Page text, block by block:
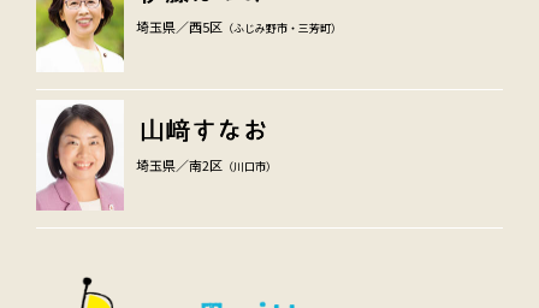
埼玉県／西5区 （ふじみ野市・三芳町）
埼玉県／南2区 （川口市）